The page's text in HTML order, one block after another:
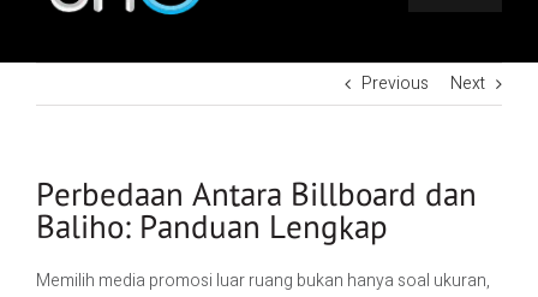
HomePrevious Next
Perbedaan Antara Billboard dan
Baliho: Panduan Lengkap
Memilih media promosi luar ruang bukan hanya soal ukuran,